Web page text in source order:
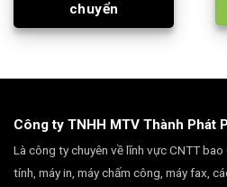
chuyển
Công ty TNHH MTV Thành Phát
Là công ty chuyên về lĩnh vực CNTT
tính, máy in, máy chấm công, máy fax,